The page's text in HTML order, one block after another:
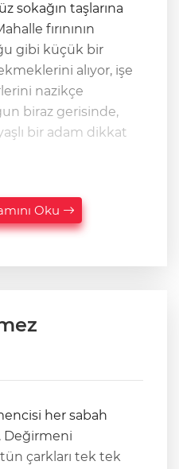
sokağın taşlarına
fırınının
gibi küçük bir
alıyor, işe
nazikçe
bir adam dikkat
Oku
her sabah
Değirmeni
çarkları tek tek